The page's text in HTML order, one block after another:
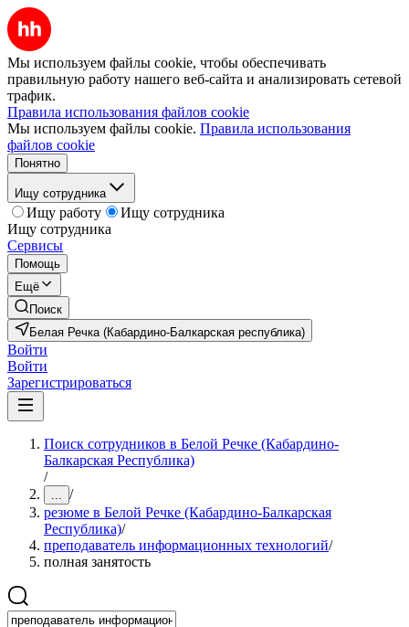
Мы используем файлы cookie, чтобы обеспечивать
правильную работу нашего веб-сайта и анализировать сетевой
трафик.
Правила использования файлов cookie
Мы используем файлы cookie. Правила использования
файлов cookie
Понятно
Ищу сотрудника
Ищу работу
Ищу сотрудника
Ищу сотрудника
Сервисы
Помощь
Ещё
Поиск
Белая Речка (Кабардино-Балкарская республика)
Войти
Войти
Зарегистрироваться
Поиск сотрудников в Белой Речке (Кабардино-
Балкарская Республика)
/
... /
резюме в Белой Речке (Кабардино-Балкарская
Республика)/
преподаватель информационных технологий/
полная занятость